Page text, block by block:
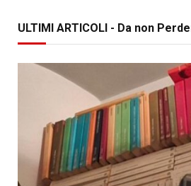
ULTIMI ARTICOLI - Da non